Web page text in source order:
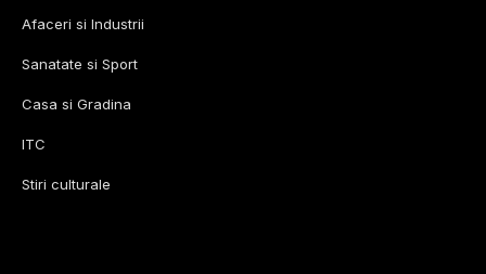
Afaceri si Industrii
Sanatate si Sport
Casa si Gradina
ITC
Stiri culturale